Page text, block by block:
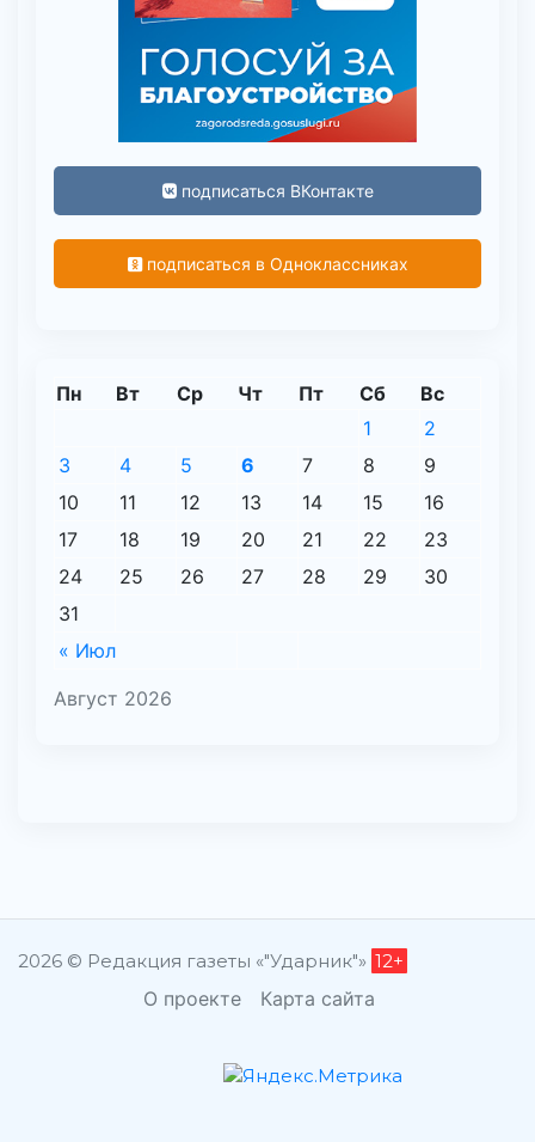
подписаться ВКонтакте
подписаться в Одноклассниках
Август 2026
Пн Вт Ср Чт Пт Сб Вс
« Июл
1
2
3
4 5 6 7 8
9
10
11 12 13 14 15
16
17
18 19 20 21 22
23
24
25 26 27 28 29
30
31
2026 © Редакция газеты «"Ударник"» 12+
О проекте Карта сайта